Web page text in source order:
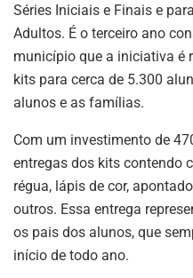
Séries Iniciais e Finais e
Adultos. É o terceiro ano
município que a iniciativa é
kits para cerca de 5.300
alunos e as famílias.
Com um investimento de
entregas dos kits contendo
régua, lápis de cor,
outros. Essa entrega
os pais dos alunos, que
início de todo ano.